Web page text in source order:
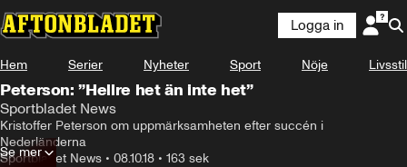
Logga in
Hem Serier Nyheter Sport Nöje Livsstil
Peterson: ”Hellre het än inte het”
Sportbladet News
Kristoffer Peterson om uppmärksamheten efter succén i
Nederländerna
Sportbladet News • 08.10.18 • 163 sek
Se mer